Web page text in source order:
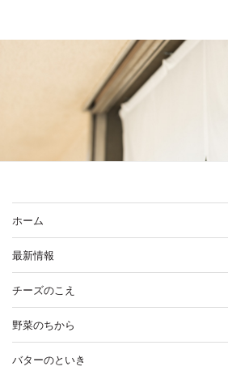
ホーム
最新情報
チーズのこえ
野菜のちから
バターのといき